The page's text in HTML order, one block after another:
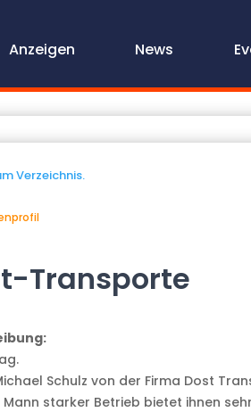
Anzeigen News
Verzeichnis.
Transporte
Schulz von der Firma Dost
Mann starker Betrieb bietet ihnen